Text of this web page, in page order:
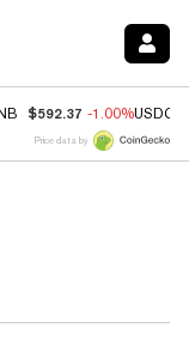
$592.37 -1.00%USDC
Price data by